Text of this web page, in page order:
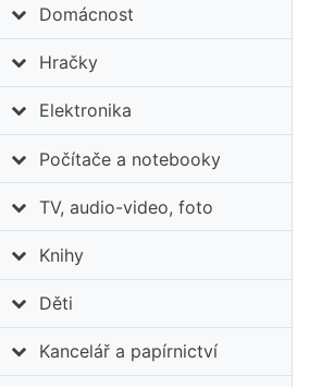
Domácnost
Hračky
Elektronika
Počítače a notebooky
TV, audio-video, foto
Knihy
Děti
Kancelář a papírnictví